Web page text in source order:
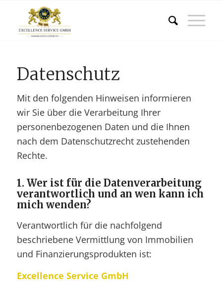
Datenschutz
Mit den folgenden Hinweisen informieren
wir Sie über die Verarbeitung Ihrer
personenbezogenen Daten und die Ihnen
nach dem Datenschutzrecht zustehenden
Rechte.
1. Wer ist für die Datenverarbeitung
verantwortlich und an wen kann ich
mich wenden?
Verantwortlich für die nachfolgend
beschriebene Vermittlung von Immobilien
und Finanzierungsprodukten ist:
Excellence Service GmbH